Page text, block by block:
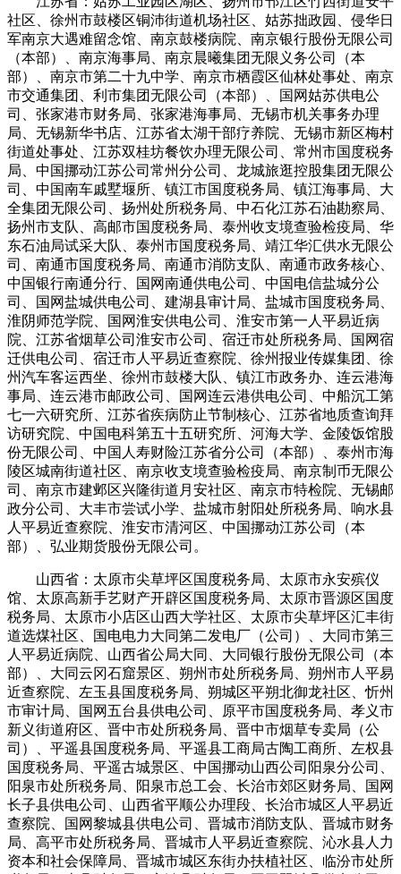
社区、徐州市鼓楼区铜沛街道机场社区、姑苏拙政园、侵华日
军南京大遇难留念馆、南京鼓楼病院、南京银行股份无限公司
（本部）、南京海事局、南京晨曦集团无限义务公司（本
部）、南京市第二十九中学、南京市栖霞区仙林处事处、南京
市交通集团、利市集团无限公司（本部）、国网姑苏供电公
司、张家港市财务局、张家港海事局、无锡市机关事务办理
局、无锡新华书店、江苏省太湖干部疗养院、无锡市新区梅村
街道处事处、江苏双桂坊餐饮办理无限公司、常州市国度税务
局、中国挪动江苏公司常州分公司、龙城旅逛控股集团无限公
司、中国南车戚墅堰所、镇江市国度税务局、镇江海事局、大
全集团无限公司、扬州处所税务局、中石化江苏石油勘察局、
扬州市支队、高邮市国度税务局、泰州收支境查验检疫局、华
东石油局试采大队、泰州市国度税务局、靖江华汇供水无限公
司、南通市国度税务局、南通市消防支队、南通市政务核心、
中国银行南通分行、国网南通供电公司、中国电信盐城分公
司、国网盐城供电公司、建湖县审计局、盐城市国度税务局、
淮阴师范学院、国网淮安供电公司、淮安市第一人平易近病
院、江苏省烟草公司淮安市公司、宿迁市处所税务局、国网宿
迁供电公司、宿迁市人平易近查察院、徐州报业传媒集团、徐
州汽车客运西坐、徐州市鼓楼大队、镇江市政务办、连云港海
事局、连云港市邮政公司、国网连云港供电公司、中船沉工第
七一六研究所、江苏省疾病防止节制核心、江苏省地质查询拜
访研究院、中国电科第五十五研究所、河海大学、金陵饭馆股
份无限公司、中国人寿财险江苏省分公司（本部）、泰州市海
陵区城南街道社区、南京收支境查验检疫局、南京制币无限公
司、南京市建邺区兴隆街道月安社区、南京市特检院、无锡邮
政分公司、大丰市尝试小学、盐城市射阳处所税务局、响水县
人平易近查察院、淮安市清河区、中国挪动江苏公司（本
部）、弘业期货股份无限公司。
山西省：太原市尖草坪区国度税务局、太原市永安殡仪
馆、太原高新手艺财产开辟区国度税务局、太原市晋源区国度
税务局、太原市小店区山西大学社区、太原市尖草坪区汇丰街
道选煤社区、国电电力大同第二发电厂（公司）、大同市第三
人平易近病院、山西省公局大同、大同银行股份无限公司（本
部）、大同云冈石窟景区、朔州市处所税务局、朔州市人平易
近查察院、左玉县国度税务局、朔城区平朔北御龙社区、忻州
市审计局、国网五台县供电公司、原平市国度税务局、孝义市
新义街道府区、晋中市处所税务局、晋中市烟草专卖局（公
司）、平遥县国度税务局、平遥县工商局古陶工商所、左权县
国度税务局、平遥古城景区、中国挪动山西公司阳泉分公司、
阳泉市处所税务局、阳泉市总工会、长治市郊区财务局、国网
长子县供电公司、山西省平顺公办理段、长治市城区人平易近
查察院、国网黎城县供电公司、晋城市消防支队、晋城市财务
局、高平市处所税务局、晋城市人平易近查察院、沁水县人力
资本和社会保障局、晋城市城区东街办扶植社区、临汾市处所